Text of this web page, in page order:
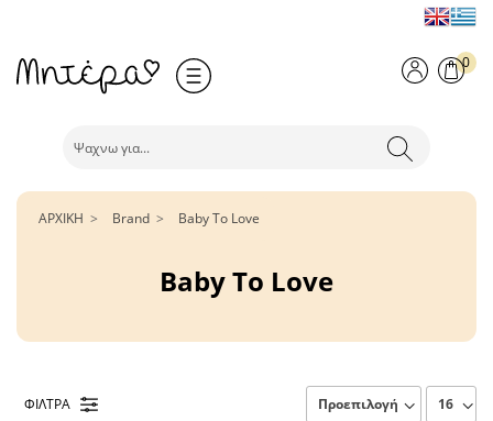
0
ΑΡΧΙΚΗ Brand Baby To Love
Baby To Love
ΦΙΛΤΡΑ